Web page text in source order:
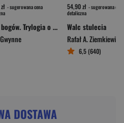
- sugerowana cena
Cień bogów. Trylogia o Krwiozaprzysiężonych. Tom 1
54,90 zł - sugerowana cena
detaliczna
Walc stulecia
Rafał A. Ziemkiewicz
6,5 (640)
DOSTAWA